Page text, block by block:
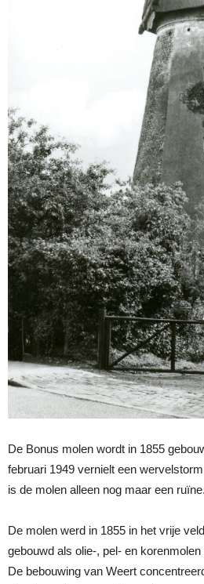
De Bonus molen wordt in 1855
februari 1949 vernielt een
is de molen alleen nog maar een ruïne.
De molen werd in 1855 in het vrije
gebouwd als olie-, pel- en
De bebouwing van Weert